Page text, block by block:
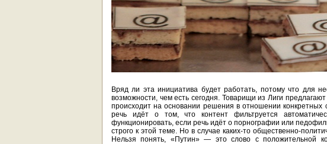
Вряд ли эта инициатива будет работать, потому что для
возможности, чем есть сегодня. Товарищи из Лиги
происходит на основании решения в отношении конкретных
речь идёт о том, что контент фильтруется
функционировать, если речь идёт о порнографии или
строго к этой теме. Но в случае каких-то общественно-
Нельзя понять, «Путин» — это слово с положительной